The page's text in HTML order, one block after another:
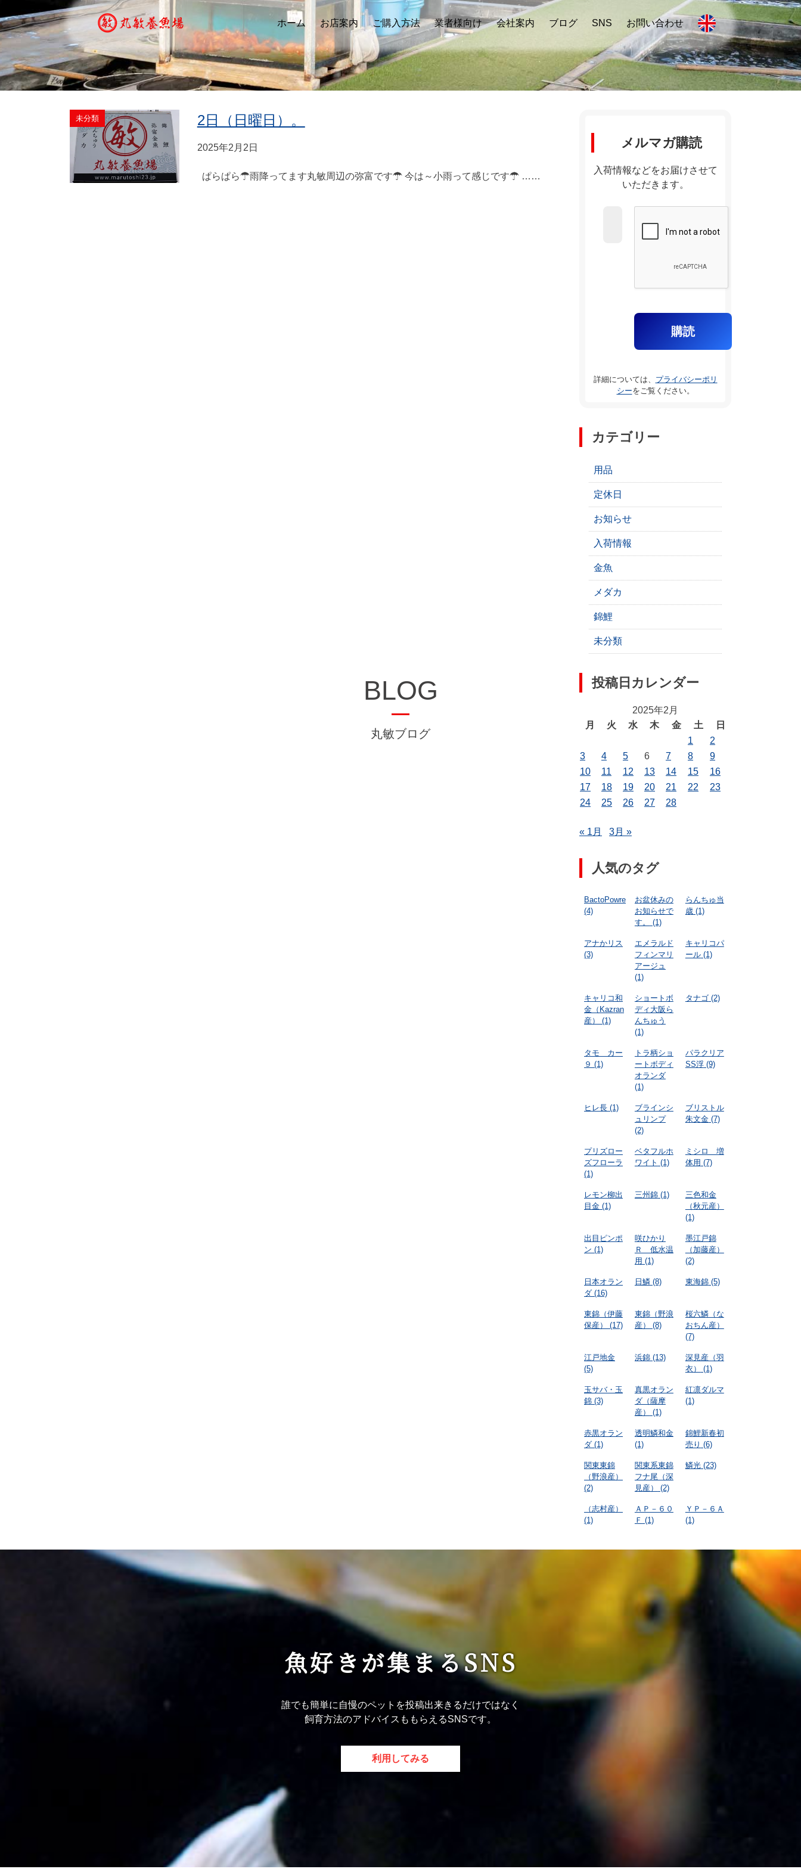
ホーム お店案内 ご購入方法 業者様向け 会社案内 ブログ SNS お問い合わせ
BLOG
丸敏ブログ
未分類 2日（日曜日）。
2025年2月2日
ぱらぱら☂雨降ってます丸敏周辺の弥富です☂ 今は～小雨って感じです☂ ……
メルマガ購読
入荷情報などをお届けさせて
いただきます。
詳細については、 プライバシーポリ
シーをご覧ください。
カテゴリー
用品
定休日
お知らせ
入荷情報
金魚
メダカ
錦鯉
未分類
投稿日カレンダー
2025年2月
月
火 水 木 金 土
日
1
2
3
4 5 6 7 8
9
10
11 12 13 14 15
16
17
18 19 20 21 22
23
24
25 26 27 28
« 1月 3月 »
人気のタグ
BactoPowre
(4)
お盆休みの
お知らせで
す。
(1)
らんちゅ当
歳(1)
アナかリス
(3)
エメラルド
フィンマリ
アージュ
(1)
キャリコパ
ール(1)
キャリコ和
金（Kazran
産）
(1)
ショートボ
ディ大阪ら
んちゅう
(1)
タナゴ(2)
タモ カー
９ (1)
トラ柄ショ
ートボディ
オランダ
(1)
パラクリア
SS浮(9)
ヒレ長 (1)
ブラインシ
ュリンプ
(2)
ブリストル
朱文金(7)
プリズロー
ズフローラ
(1)
ベタフルホ
ワイト (1)
ミシロ 増
体用 (7)
レモン柳出
目金 (1)
三州錦(1)
三色和金
（秋元産）
(1)
出目ピンポ
ン (1)
咲ひかり
Ｒ 低水温
用 (1)
墨江戸錦
（加藤産）
(2)
日本オラン
ダ (16)
日鱗(8) 東海錦(5)
東錦（伊藤
保産）
(17)
東錦（野浪
産）
(8)
桜六鱗（な
おちん産）
(7)
江戸地金
(5)
浜錦(13)
深見産（羽
衣）
(1)
玉サバ・玉
錦 (3)
真黒オラン
ダ（薩摩
産）
(1)
紅凛ダルマ
(1)
赤黒オラン
ダ (1)
透明鱗和金
(1)
錦鯉新春初
売り (6)
関東東錦
（野浪産）
(2)
関東系東錦
フナ尾（深
見産）
(2)
鱗光(23)
（志村産）
(1)
ＡＰ－６０
Ｆ (1)
ＹＰ－６Ａ
(1)
魚好きが集まるSNS
誰でも簡単に自慢のペットを投稿出来きるだけではなく
飼育方法のアドバイスももらえるSNSです。
利用してみる